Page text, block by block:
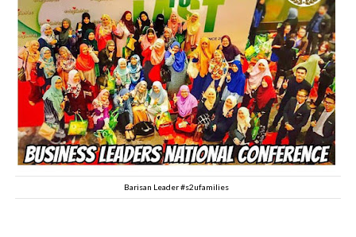
Barisan Leader #s2ufamilies